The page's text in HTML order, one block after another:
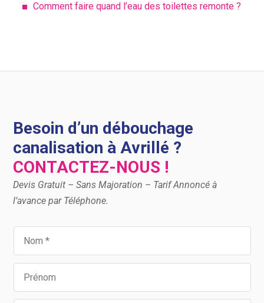
Comment faire quand l’eau des toilettes remonte ?
Besoin d’un débouchage
canalisation à Avrillé ?
CONTACTEZ-NOUS !
Devis Gratuit – Sans Majoration – Tarif Annoncé à
l’avance par Téléphone.